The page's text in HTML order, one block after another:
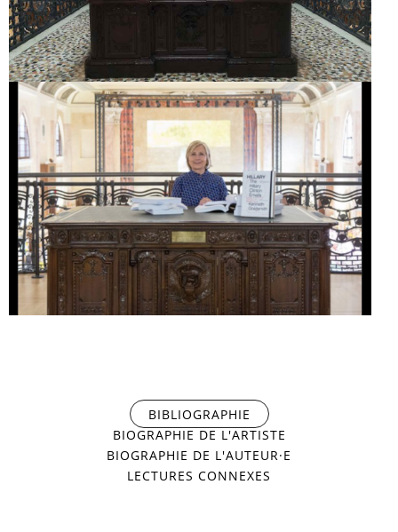
HILLARY. THE
HILLARY CLINTON EMAILS
FOUND MY EMAILS AT
THE VENICE BIENNALE
BIBLIOGRAPHIE (ONGLET ACTIF)
BIOGRAPHIE DE L'ARTISTE
BIOGRAPHIE DE L'AUTEUR·E
LECTURES CONNEXES